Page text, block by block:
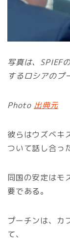
写真は、SPIEF
するロシアのプ
Photo 出典元
彼らはウズベキ
ついて話し合っ
同国の安定はモ
要である。
プーチンは、カ
て、